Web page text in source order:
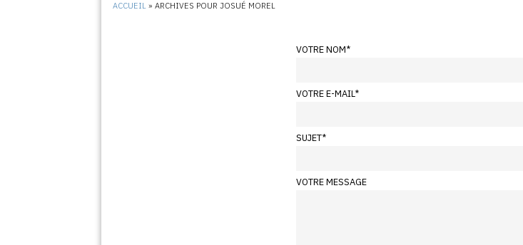
ACCUEIL »ARCHIVES POUR JOSUÉ MOREL
VOTRE NOM*
VOTRE E-MAIL*
SUJET*
VOTRE MESSAGE